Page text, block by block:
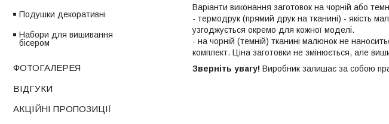
Варіанти виконання заготовок на чорній або
- термодрук (прямий друк на тканині) - якість
узгоджується окремо для кожної моделі.
- на чорній (темній) тканині малюнок не
комплект. Ціна заготовки не змінюється, але
Зверніть увагу! Виробник залишає за собою
Подушки декоративні
Набори для вишивання
бісером
ФОТОГАЛЕРЕЯ
ВІДГУКИ
АКЦІЙНІ ПРОПОЗИЦІЇ